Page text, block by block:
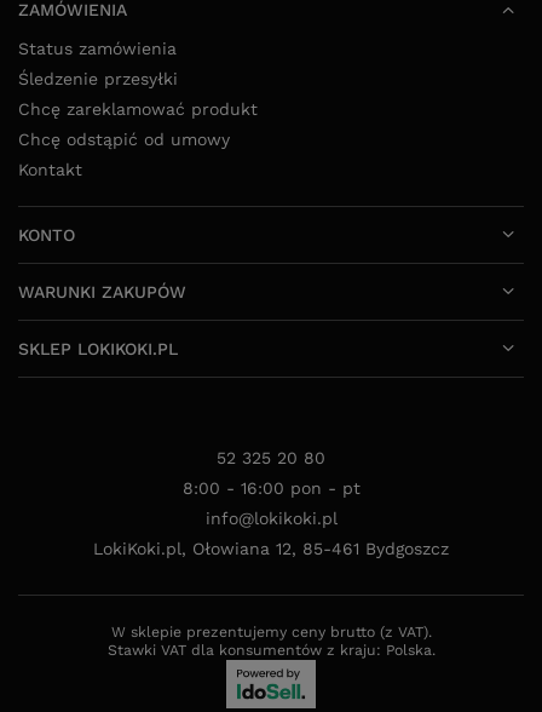
ZAMÓWIENIA
Status zamówienia
Śledzenie przesyłki
Chcę zareklamować produkt
Chcę odstąpić od umowy
Kontakt
KONTO
WARUNKI ZAKUPÓW
SKLEP LOKIKOKI.PL
52 325 20 80
8:00 - 16:00 pon - pt
info@lokikoki.pl
LokiKoki.pl, Ołowiana 12, 85-461 Bydgoszcz
W sklepie prezentujemy ceny brutto (z VAT).
Stawki VAT dla konsumentów z kraju: Polska.